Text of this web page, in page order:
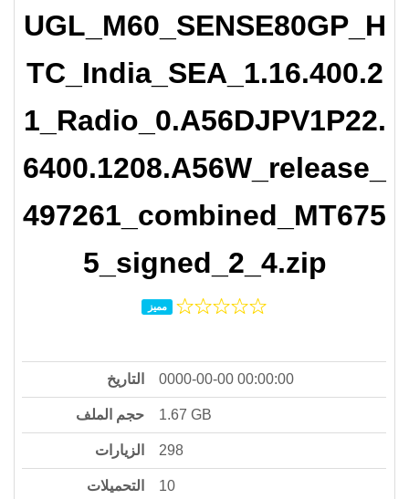
UGL_M60_SENSE80GP_H
TC_India_SEA_1.16.400.2
1_Radio_0.A56DJPV1P22.
6400.1208.A56W_release_
497261_combined_MT675
5_signed_2_4.zip
مميز
التاريخ 0000-00-00 00:00:00
حجم الملف 1.67 GB
الزيارات 298
التحميلات 10